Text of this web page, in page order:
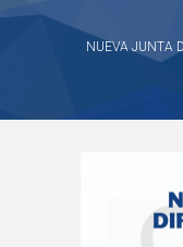
NUEVA JUNTA